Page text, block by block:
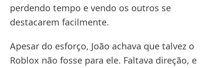
perdendo tempo e vendo os outros se
destacarem facilmente.
Apesar do esforço, João achava que talvez o
Roblox não fosse para ele. Faltava direção, e